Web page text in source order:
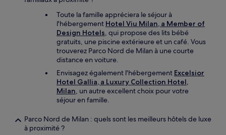
Toute la famille appréciera le séjour à
l'hébergement Hotel Viu Milan, a Member of
Design Hotels, qui propose des lits bébé
gratuits, une piscine extérieure et un café. Vous
trouverez Parco Nord de Milan à une courte
distance en voiture.
Envisagez également l'hébergement Excelsior
Hotel Gallia, a Luxury Collection Hotel,
Milan, un autre excellent choix pour votre
séjour en famille.
Parco Nord de Milan : quels sont les meilleurs hôtels de luxe
à proximité ?